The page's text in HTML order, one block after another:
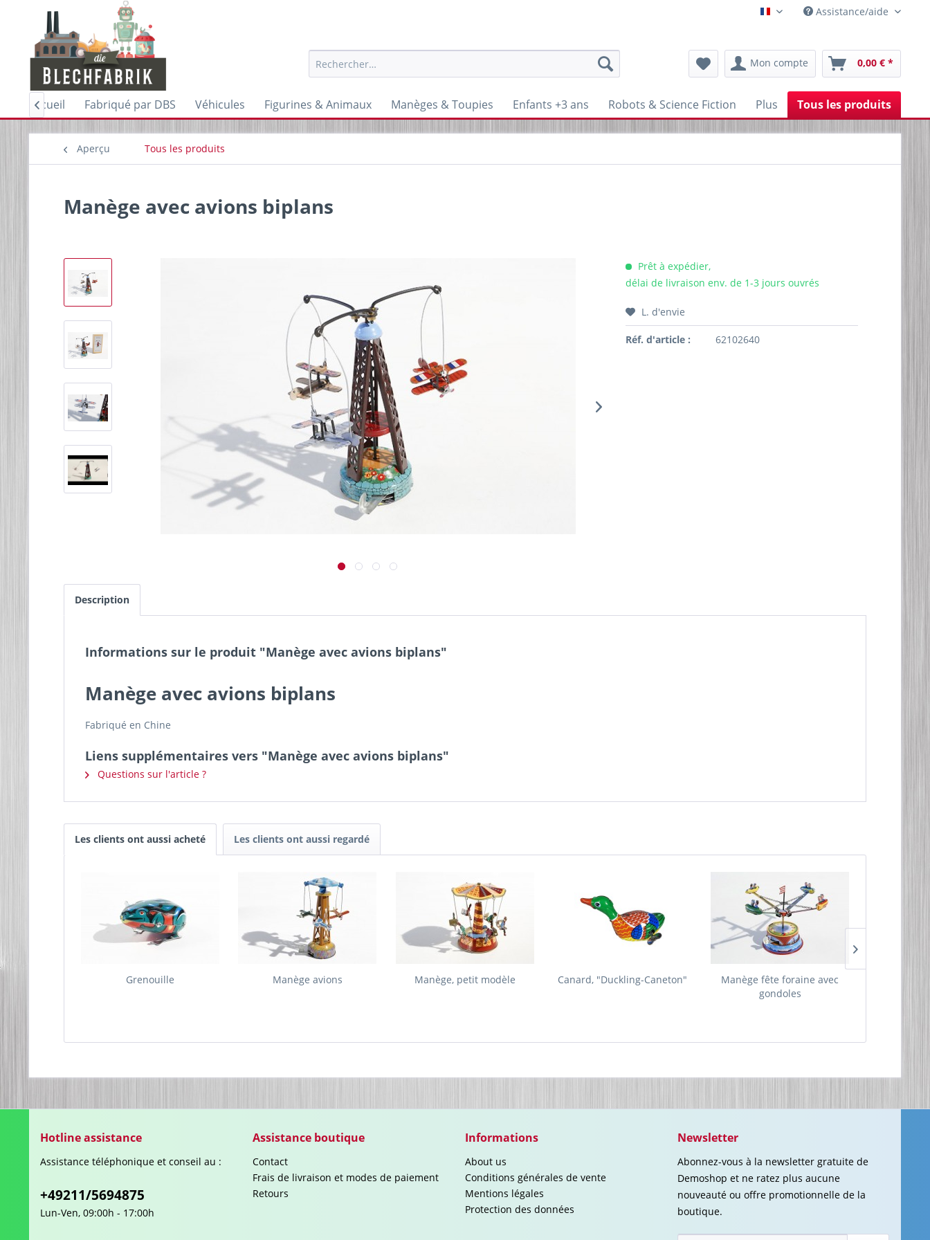
FranzoesischAssistance/aide
Mon compte 0,00 € *
Accueil Fabriqué par DBS Véhicules Figurines & Animaux Manèges & Toupies Enfants +3 ans Robots & Science Fiction Plus Tous les produits

Aperçu Tous les produits
Manège avec avions biplans
Prêt à expédier,
délai de livraison env. de 1-3 jours ouvrés
L. d'envie
Réf. d'article : 62102640
Description
Informations sur le produit "Manège avec avions biplans"
Manège avec avions biplans
Fabriqué en Chine
Liens supplémentaires vers "Manège avec avions biplans"
Questions sur l'article ?
Les clients ont aussi acheté Les clients ont aussi regardé
Grenouille Manège avions Manège, petit modèle Canard, "Duckling-Caneton"
Manège fête foraine avec
gondoles
Hotline assistance
Assistance téléphonique et conseil au :
+49211/5694875
Lun-Ven, 09:00h - 17:00h
Assistance boutique
Contact
Frais de livraison et modes de paiement
Retours
Informations
About us
Conditions générales de vente
Mentions légales
Protection des données
Newsletter
Abonnez-vous à la newsletter gratuite de
Demoshop et ne ratez plus aucune
nouveauté ou offre promotionnelle de la
boutique.